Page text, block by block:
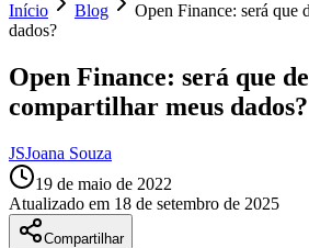
Início
Blog
Open Finance: será que
dados?
Open Finance: será que
compartilhar meus dados?
JSJoana Souza
19 de maio de 2022
Atualizado em 18 de setembro de 2025
Compartilhar